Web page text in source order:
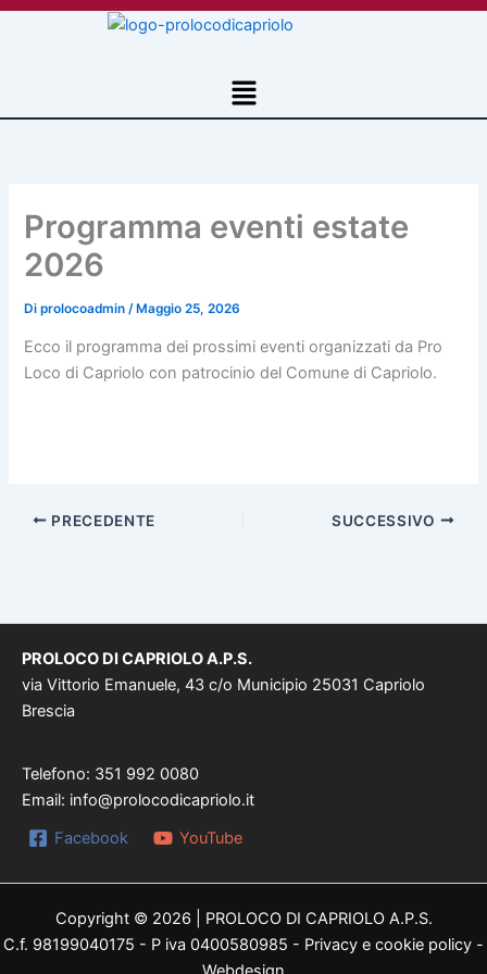
Vai
Menu
Programma eventi estate
2026
Diprolocoadmin /Maggio 25, 2026
Ecco il programma dei prossimi eventi organizzati da Pro
Loco di Capriolo con patrocinio del Comune di Capriolo.
PRECEDENTE SUCCESSIVO
PROLOCO DI CAPRIOLO A.P.S.
via Vittorio Emanuele, 43 c/o Municipio 25031 Capriolo
Brescia
Telefono: 351 992 0080
Email: info@prolocodicapriolo.it
Facebook
YouTube
Copyright © 2026 | PROLOCO DI CAPRIOLO A.P.S.
C.f. 98199040175 - P iva 0400580985 - Privacy e cookie policy -